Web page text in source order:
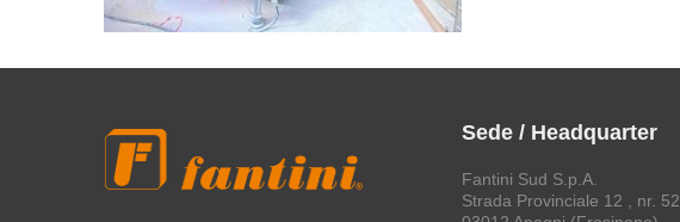
Sede / Headquarter
Fantini Sud S.p.A.
Strada Provinciale 12 , nr. 52